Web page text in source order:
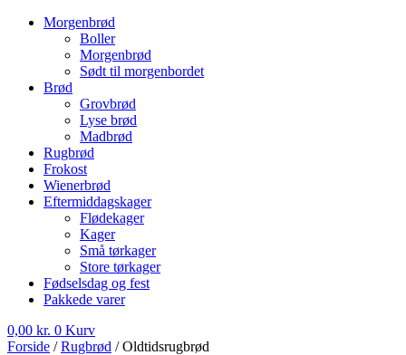
Morgenbrød
Boller
Morgenbrød
Sødt til morgenbordet
Brød
Grovbrød
Lyse brød
Madbrød
Rugbrød
Frokost
Wienerbrød
Eftermiddagskager
Flødekager
Kager
Små tørkager
Store tørkager
Fødselsdag og fest
Pakkede varer
0,00 kr. 0 Kurv
Forside /Rugbrød / Oldtidsrugbrød